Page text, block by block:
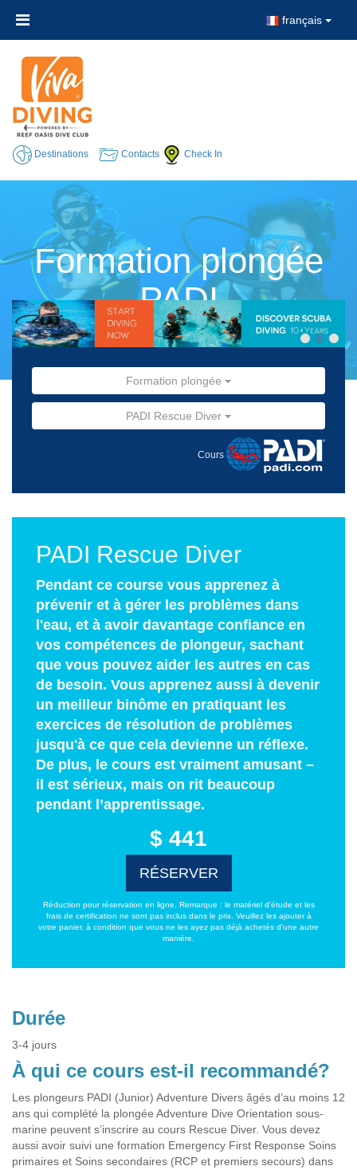
français
Destinations Contacts Check In
Formation plongée
PADI
Formation plongée
PADI Rescue Diver
Cours
PADI Rescue Diver
Pendant ce course vous apprenez à
prévenir et à gérer les problèmes dans
l'eau, et à avoir davantage confiance en
vos compétences de plongeur, sachant
que vous pouvez aider les autres en cas
de besoin. Vous apprenez aussi à devenir
un meilleur binôme en pratiquant les
exercices de résolution de problèmes
jusqu'à ce que cela devienne un réflexe.
De plus, le cours est vraiment amusant –
il est sérieux, mais on rit beaucoup
pendant l’apprentissage.
$ 441
RÉSERVER
Réduction pour réservation en ligne. Remarque : le matériel d'étude et les
frais de certification ne sont pas inclus dans le prix. Veuillez les ajouter à
votre panier, à condition que vous ne les ayez pas déjà achetés d'une autre
manière.
Durée
3-4 jours
À qui ce cours est-il recommandé?
Les plongeurs PADI (Junior) Adventure Divers âgés d’au moins 12
ans qui complété la plongée Adventure Dive Orientation sous-
marine peuvent s’inscrire au cours Rescue Diver. Vous devez
aussi avoir suivi une formation Emergency First Response Soins
primaires et Soins secondaires (RCP et premiers secours) dans